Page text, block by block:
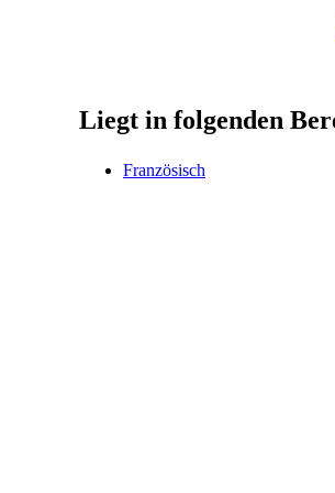
Liegt in folgenden
Französisch